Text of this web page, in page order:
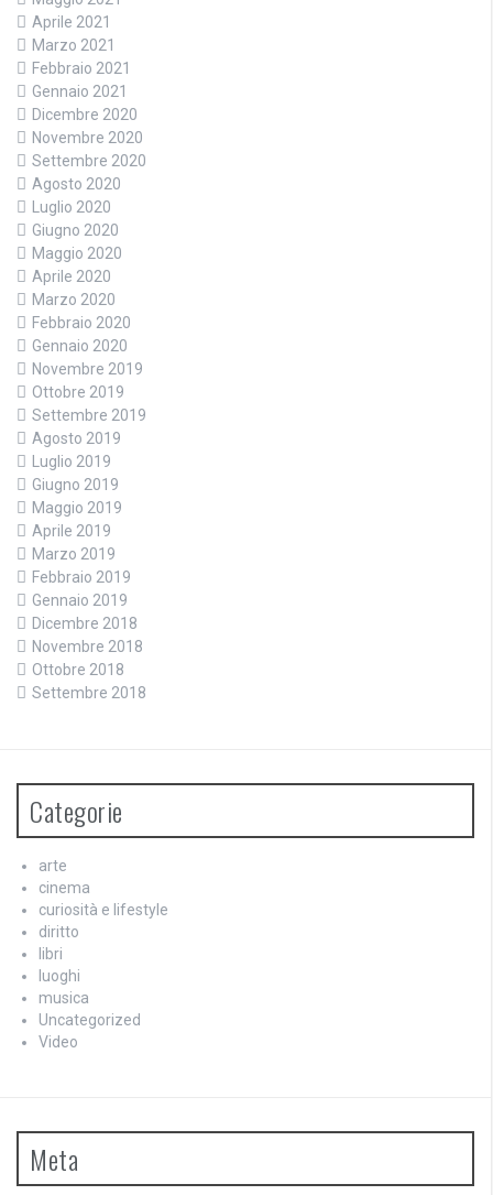
Aprile 2021
Marzo 2021
Febbraio 2021
Gennaio 2021
Dicembre 2020
Novembre 2020
Settembre 2020
Agosto 2020
Luglio 2020
Giugno 2020
Maggio 2020
Aprile 2020
Marzo 2020
Febbraio 2020
Gennaio 2020
Novembre 2019
Ottobre 2019
Settembre 2019
Agosto 2019
Luglio 2019
Giugno 2019
Maggio 2019
Aprile 2019
Marzo 2019
Febbraio 2019
Gennaio 2019
Dicembre 2018
Novembre 2018
Ottobre 2018
Settembre 2018
Categorie
arte
cinema
curiosità e lifestyle
diritto
libri
luoghi
musica
Uncategorized
Video
Meta